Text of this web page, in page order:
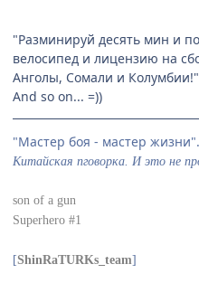
"Разминируй десять мин и
велосипед и лицензию на
Анголы, Сомали и
And so on... =))
"Мастер боя - мастер жизни".
Китайская пговорка. И это не
son of a gun
Superhero #1
[ShinRaTURKs_team]